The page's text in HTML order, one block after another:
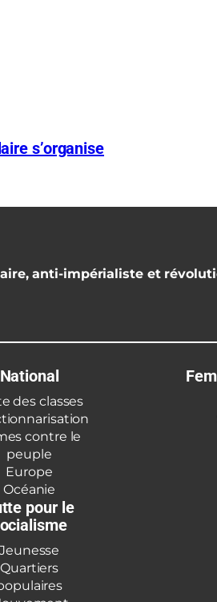
s’organise
anti-impérialiste et
National
des classes
contre le
peuple
Europe
Océanie
pour le
Jeunesse
Quartiers